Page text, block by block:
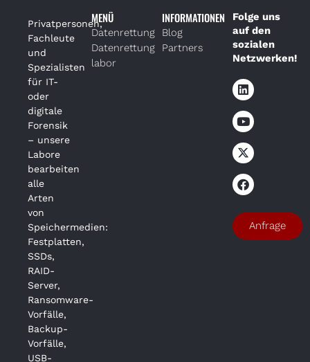
Privatpersonen,
Fachleute
und
Spezialisten
für IT-
oder
digitale
Forensik
– unsere
Labore
bearbeiten
alle
Arten
von
Speichermedien:
Festplatten,
SSDs,
RAID-
Server,
Ransomware-
Vorfälle,
Backup-
Vorfälle,
USB-
MENÜ
Datenrettung
Datenrettung
labor
INFORMATIONEN
Blog
Partners
Folge uns
auf den
sozialen
Netzwerken!
Anfrage